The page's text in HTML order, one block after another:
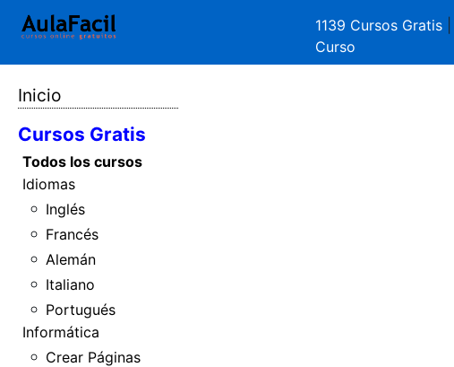
1139 Cursos Gratis
Curso
Inicio
Cursos Gratis
Todos los cursos
Idiomas
Inglés
Francés
Alemán
Italiano
Portugués
Informática
Crear Páginas